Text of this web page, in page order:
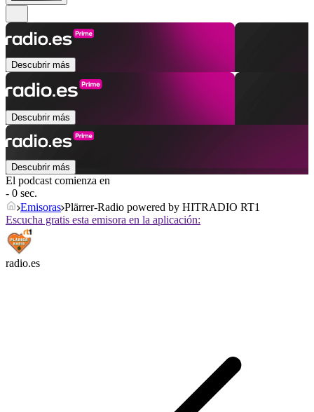
Descubrir más
Descubrir más
Descubrir más
El podcast comienza en
- 0 sec.
Emisoras Plärrer-Radio powered by HITRADIO RT1
Escucha gratis esta emisora en la aplicación:
radio.es